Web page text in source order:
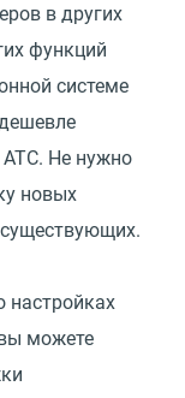
в других
функций
системе
Не нужно
новых
настройках
можете